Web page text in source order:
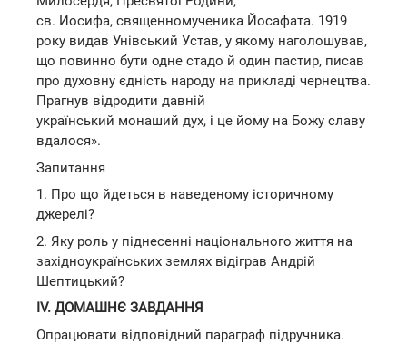
св. Иосифа, священномученика Йосафата. 1919
року видав Унівський Устав, у якому наголошував,
що повинно бути одне стадо й один пастир, писав
про духовну єдність народу на прикладі чернецтва.
Прагнув відродити давній
український монаший дух, і це йому на Божу славу
вдалося».
Запитання
1. Про що йдеться в наведеному історичному
джерелі?
2. Яку роль у піднесенні національного життя на
західноукраїнських землях відіграв Андрій
Шептицький?
IV. ДОМАШНЄ ЗАВДАННЯ
Опрацювати відповідний параграф підручника.